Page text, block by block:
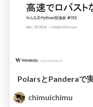
chimuichimu